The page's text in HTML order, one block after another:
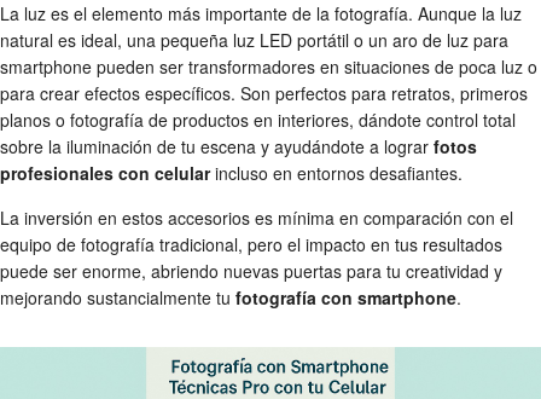
La luz es el elemento más importante de la fotografía. Aunque la luz
natural es ideal, una pequeña luz LED portátil o un aro de luz para
smartphone pueden ser transformadores en situaciones de poca luz o
para crear efectos específicos. Son perfectos para retratos, primeros
planos o fotografía de productos en interiores, dándote control total
sobre la iluminación de tu escena y ayudándote a lograr fotos
profesionales con celularincluso en entornos desafiantes.
La inversión en estos accesorios es mínima en comparación con el
equipo de fotografía tradicional, pero el impacto en tus resultados
puede ser enorme, abriendo nuevas puertas para tu creatividad y
mejorando sustancialmente tu fotografía con smartphone.